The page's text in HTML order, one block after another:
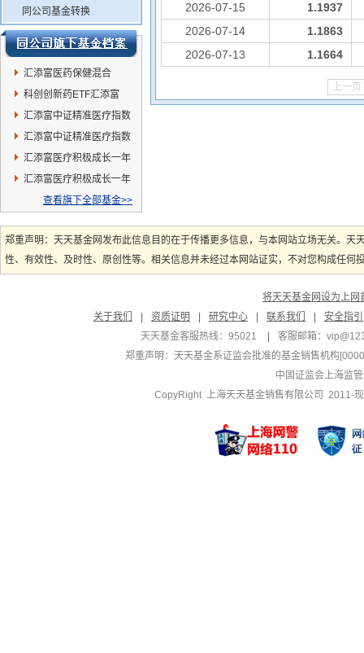
同公司基金转换
汇添富医药保健混合
科创创新药ETF汇添富
汇添富中证精准医疗指数
(LOF)C
汇添富中证精准医疗指数
(LOF)A
汇添富医疗积极成长一年
持有混合C
汇添富医疗积极成长一年
持有混合A
查看旗下全部基金>>
2026-07-15
1.1937
2026-07-14
1.1863
2026-07-13
1.1664
上一页
郑重声明：天天基金网发布此信息目的在于传播更多信息，与本网站立场无关。
性、有效性、及时性、原创性等。相关信息并未经过本网站证实，不对您构成任
将天天基金网设为上网
关于我们
资质证明 研究中心 联系我们
安全指引
天天基金客服热线：95021
客服邮箱：
郑重声明： 天天基金系证监会批准的基金销售机构
中国证监会上海监
CopyRight 上海天天基金销售有限公司 2011-